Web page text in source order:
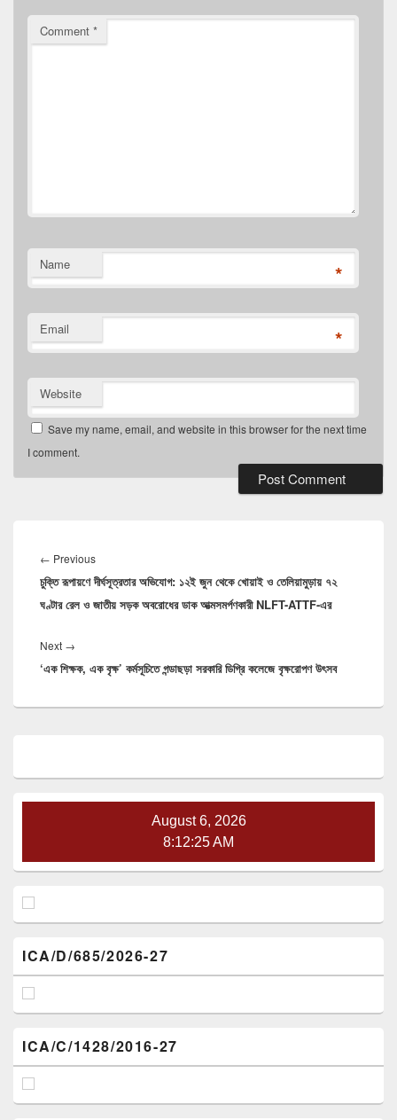
Comment *
Name *
Email *
Website
Save my name, email, and website in this browser for the next time
I comment.
navigation
← PreviousPrevious
post:
চুক্তি রূপায়ণে দীর্ঘসূত্রতার অভিযোগ: ১২ই জুন থেকে খোয়াই ও তেলিয়ামুড়ায় ৭২
ঘণ্টার রেল ও জাতীয় সড়ক অবরোধের ডাক আত্মসমর্পণকারী NLFT-ATTF-এর
Next →
post:
‘এক শিক্ষক, এক বৃক্ষ’ কর্মসূচিতে গন্ডাছড়া সরকারি ডিগ্রি কলেজে বৃক্ষরোপণ উৎসব
Widget
August 6, 2026
8:12:26 AM
ICA/D/685/2026-27
ICA/C/1428/2016-27